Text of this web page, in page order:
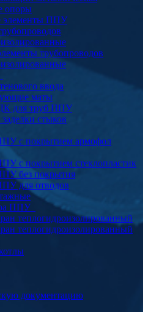
опоры
элементы ППУ
трубопроводов
ввода
маты
для труб ППУ
стыков
с покрытием армофол
с покрытием стеклопластик
без покрытия
для отводов
ППУ
теплогидроизолированный
теплогидроизолированный
документацию